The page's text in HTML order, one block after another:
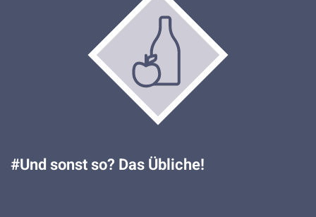
#Und sonst so? Das Übliche!